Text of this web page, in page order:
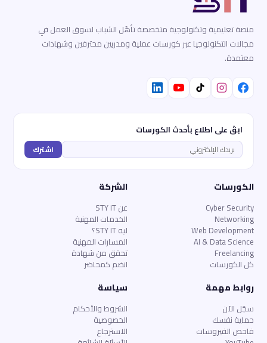
منصة تعليمية وتكنولوجية متخصصة تأهّل الشباب لسوق العمل في
مجالات التكنولوجيا عبر كورسات عملية ومدربين محترفين وشهادات
معتمدة.
ابقَ على اطلاع بأحدث الكورسات
اشترك
الكورسات
Cyber Security
Networking
Web Development
AI & Data Science
Freelancing
كل الكورسات
الشركة
عن STY IT
الخدمات المهنية
ليه STY IT؟
المسارات المهنية
تحقق من شهادة
انضم كمحاضر
روابط مهمة
سجّل الآن
حماية نفسك
فاحص الفيروسات
سياسة
الشروط والأحكام
الخصوصية
الاسترجاع